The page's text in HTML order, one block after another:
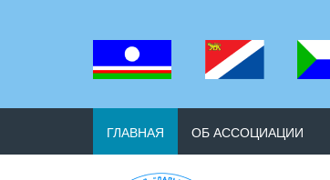
ГЛАВНАЯ ОБ АССОЦИАЦИИ